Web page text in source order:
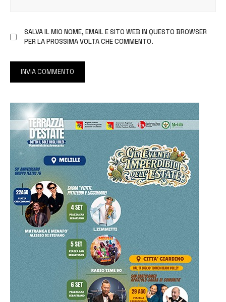
SALVA IL MIO NOME, EMAIL E SITO WEB IN QUESTO BROWSER
PER LA PROSSIMA VOLTA CHE COMMENTO.